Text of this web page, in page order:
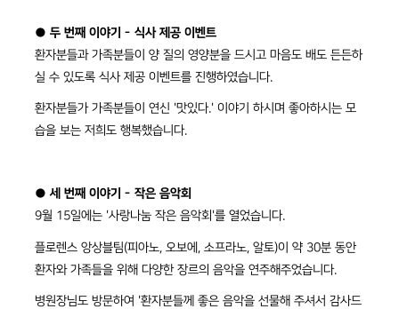
● 두 번째 이야기 - 식사 제공 이벤트
환자분들과 가족분들이 양 질의 영양분을 드시고 마음도 배도 든든하
실 수 있도록 식사 제공 이벤트를 진행하였습니다.
환자분들가 가족분들이 연신 '맛있다.' 이야기 하시며 좋아하시는 모
습을 보는 저희도 행복했습니다.
● 세 번째 이야기 - 작은 음악회
9월 15일에는 '사랑나눔 작은 음악회'를 열었습니다.
플로렌스 앙상블팀(피아노, 오보에, 소프라노, 알토)이 약 30분 동안
환자와 가족들을 위해 다양한 장르의 음악을 연주해주었습니다.
병원장님도 방문하여 '환자분들께 좋은 음악을 선물해 주셔서 감사드